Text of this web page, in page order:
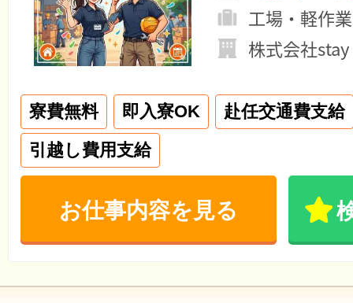
工場・軽作業
株式会社
寮費無料 即入寮OK
赴任交通費支給
引越し費用支給
お仕事内容を見る